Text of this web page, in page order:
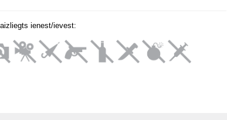
ienest/ievest: